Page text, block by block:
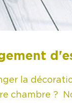
la
chambre ?